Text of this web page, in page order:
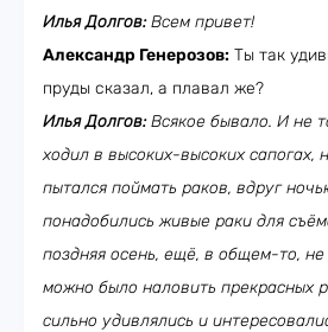
Илья Долгов:Всем привет!
Александр Генерозов: Ты так
пруды сказал, а плавал же?
Илья Долгов:Всякое бывало. И не
ходил в высоких-высоких сапогах,
пытался поймать раков, вдруг
понадобились живые раки для
поздняя осень, ещё, в общем-то, не
можно было наловить прекрасных
сильно удивлялись и